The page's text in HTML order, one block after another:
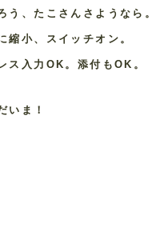
う、たこさんさようなら。
縮小、スイッチオン。
ス入力OK。添付もOK。
いま！